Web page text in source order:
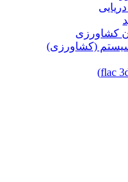
کشاورزی
(کشاورزی)